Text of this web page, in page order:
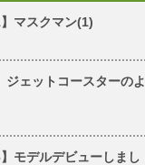
マスクマン(1)
ジェットコースターのよ
】モデルデビューしまし